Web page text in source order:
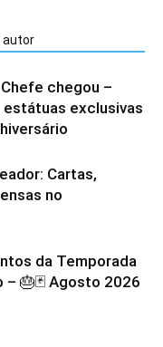
autor
chegou –
exclusivas
Cartas,
no
da Temporada
– 🎂🃏 Agosto 2026